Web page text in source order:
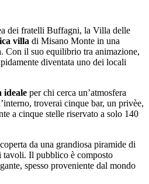
dei fratelli Buffagni, la Villa delle
villa di Misano Monte in una
Con il suo equilibrio tra animazione,
diventata uno dei locali
ideale per chi cerca un’atmosfera
troverai cinque bar, un privèe,
a cinque stelle riservato a solo 140
da una grandiosa piramide di
tavoli. Il pubblico è composto
spesso proveniente dal mondo